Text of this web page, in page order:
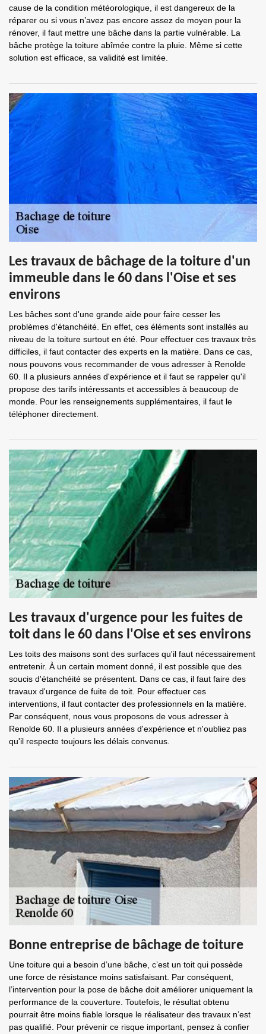
cause de la condition météorologique, il est dangereux de la
réparer ou si vous n’avez pas encore assez de moyen pour la
rénover, il faut mettre une bâche dans la partie vulnérable. La
bâche protège la toiture abîmée contre la pluie. Même si cette
solution est efficace, sa validité est limitée.
Les travaux de bâchage de la toiture d'un
immeuble dans le 60 dans l'Oise et ses
environs
Les bâches sont d'une grande aide pour faire cesser les
problèmes d'étanchéité. En effet, ces éléments sont installés au
niveau de la toiture surtout en été. Pour effectuer ces travaux très
difficiles, il faut contacter des experts en la matière. Dans ce cas,
nous pouvons vous recommander de vous adresser à Renolde
60. Il a plusieurs années d'expérience et il faut se rappeler qu'il
propose des tarifs intéressants et accessibles à beaucoup de
monde. Pour les renseignements supplémentaires, il faut le
téléphoner directement.
Les travaux d'urgence pour les fuites de
toit dans le 60 dans l'Oise et ses environs
Les toits des maisons sont des surfaces qu'il faut nécessairement
entretenir. À un certain moment donné, il est possible que des
soucis d'étanchéité se présentent. Dans ce cas, il faut faire des
travaux d'urgence de fuite de toit. Pour effectuer ces
interventions, il faut contacter des professionnels en la matière.
Par conséquent, nous vous proposons de vous adresser à
Renolde 60. Il a plusieurs années d'expérience et n'oubliez pas
qu'il respecte toujours les délais convenus.
Bonne entreprise de bâchage de toiture
Une toiture qui a besoin d’une bâche, c’est un toit qui possède
une force de résistance moins satisfaisant. Par conséquent,
l’intervention pour la pose de bâche doit améliorer uniquement la
performance de la couverture. Toutefois, le résultat obtenu
pourrait être moins fiable lorsque le réalisateur des travaux n’est
pas qualifié. Pour prévenir ce risque important, pensez à confier